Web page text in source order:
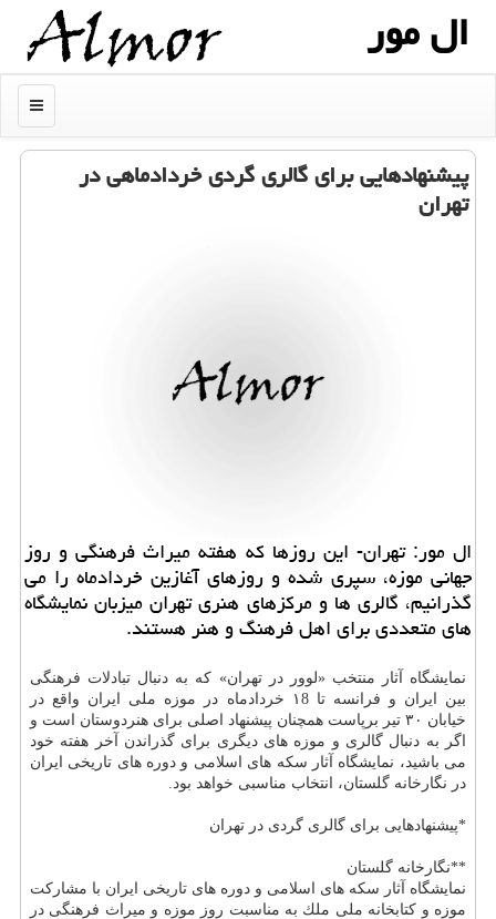
ال مور
منو
پیشنهادهایی برای گالری گردی خردادماهی در
تهران
ال مور: تهران- این روزها كه هفته میراث فرهنگی و روز
جهانی موزه، سپری شده و روزهای آغازین خردادماه را می
گذرانیم، گالری ها و مركزهای هنری تهران میزبان نمایشگاه
های متعددی برای اهل فرهنگ و هنر هستند.
نمایشگاه آثار منتخب «لوور در تهران» كه به دنبال تبادلات فرهنگی
بین ایران و فرانسه تا ۱8 خردادماه در موزه ملی ایران واقع در
خیابان ۳۰ تیر برپاست همچنان پیشنهاد اصلی برای هنردوستان است و
اگر به دنبال گالری و موزه های دیگری برای گذراندن آخر هفته خود
می باشید، نمایشگاه آثار سكه های اسلامی و دوره های تاریخی ایران
در نگارخانه گلستان، انتخاب مناسبی خواهد بود.
*پیشنهادهایی برای گالری گردی در تهران
**نگارخانه گلستان
نمایشگاه آثار سكه های اسلامی و دوره های تاریخی ایران با مشاركت
موزه و كتابخانه ملی ملك به مناسبت روز موزه و میراث فرهنگی در